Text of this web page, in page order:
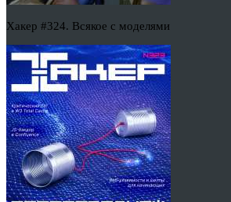
Хакер #324. Всякое с моделями